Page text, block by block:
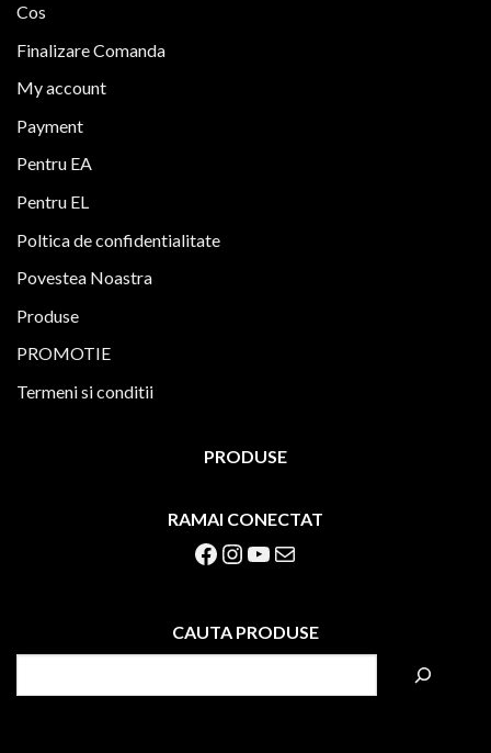
Cos
Finalizare Comanda
My account
Payment
Pentru EA
Pentru EL
Poltica de confidentialitate
Povestea Noastra
Produse
PROMOTIE
Termeni si conditii
PRODUSE
RAMAI CONECTAT
Facebook Instagram YouTube Mail
CAUTA PRODUSE
e